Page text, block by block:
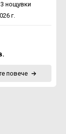
4 дни / 3 нощувки
г.
повече